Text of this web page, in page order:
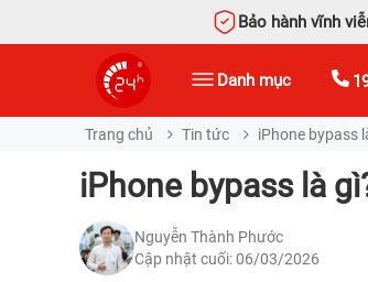
Bảo hành vĩnh
Danh mục
Trang chủ Tin tức iPhone bypass
iPhone bypass là
Nguyễn Thành Phước
Cập nhật cuối: 06/03/2026